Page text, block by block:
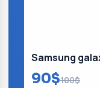
Samsung
90$100$